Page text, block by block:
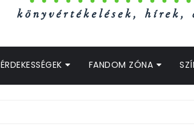
ÉRDEKESSÉGEK FANDOM ZÓNA